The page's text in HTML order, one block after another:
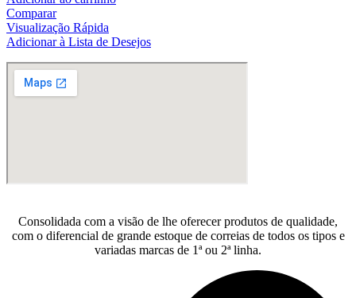
original
era:
R$59,16.
é:
R$53,78.
Comparar
Visualização Rápida
Adicionar à Lista de Desejos
Consolidada com a visão de lhe oferecer produtos de qualidade,
com o diferencial de grande estoque de correias de todos os tipos e
variadas marcas de 1ª ou 2ª linha.